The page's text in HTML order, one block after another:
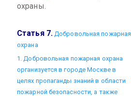
охраны.
Статья 7.Добровольная пожарная
охрана
1. Добровольная пожарная охрана
организуется в городе Москве в
целях пропаганды знаний в области
пожарной безопасности, а также